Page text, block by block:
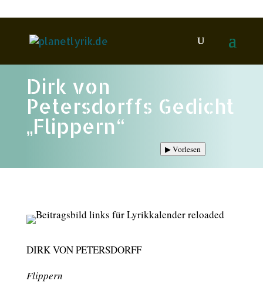
Dirk von
Petersdorffs Gedicht
„Flippern“
▶Vorlesen
DIRK VON PETERSDORFF
Flippern